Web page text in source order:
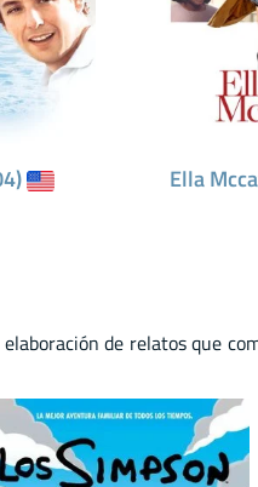
Ella
de relatos que